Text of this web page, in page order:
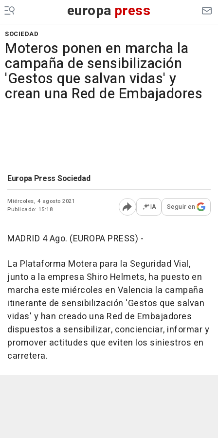
europa press
SOCIEDAD
Moteros ponen en marcha la
campaña de sensibilización
'Gestos que salvan vidas' y
crean una Red de Embajadores
Europa Press Sociedad
Miércoles, 4 agosto 2021
Publicado: 15:18
Abrir opciones para
IA Seguir en
MADRID 4 Ago. (EUROPA PRESS) -
La Plataforma Motera para la Seguridad Vial,
junto a la empresa Shiro Helmets, ha puesto en
marcha este miércoles en Valencia la campaña
itinerante de sensibilización 'Gestos que salvan
vidas' y han creado una Red de Embajadores
dispuestos a sensibilizar, concienciar, informar y
promover actitudes que eviten los siniestros en
carretera.